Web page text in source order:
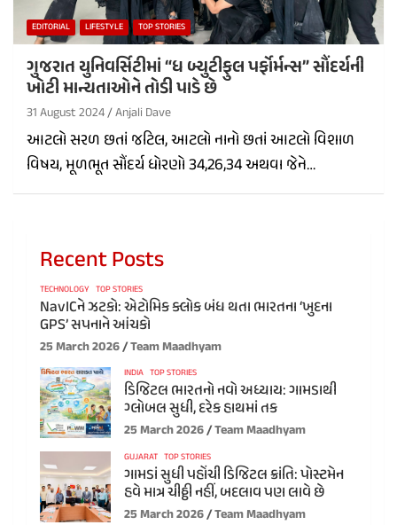
EDITORIAL LIFESTYLE TOP STORIES
ગુજરાત યુનિવર્સિટીમાં “ધ બ્યુટીફુલ પર્ફોર્મન્સ” સૌંદર્યની
ખોટી માન્યતાઓને તોડી પાડે છે
31 August 2024 Anjali Dave
આટલો સરળ છતાં જટિલ, આટલો નાનો છતાં આટલો વિશાળ
વિષય, મૂળભૂત સૌંદર્ય ધોરણો 34,26,34 અથવા જેને…
Recent Posts
TECHNOLOGY TOP STORIES
NavICને ઝટકો: એટોમિક ક્લોક બંધ થતા ભારતના ‘ખુદના
GPS’ સપનાને આંચકો
25 March 2026 Team Maadhyam
INDIA TOP STORIES
ડિજિટલ ભારતનો નવો અધ્યાય: ગામડાથી
ગ્લોબલ સુધી, દરેક હાથમાં તક
25 March 2026 Team Maadhyam
GUJARAT TOP STORIES
ગામડાં સુધી પહોંચી ડિજિટલ ક્રાંતિ: પોસ્ટમેન
હવે માત્ર ચીઠ્ઠી નહીં, બદલાવ પણ લાવે છે
25 March 2026 Team Maadhyam